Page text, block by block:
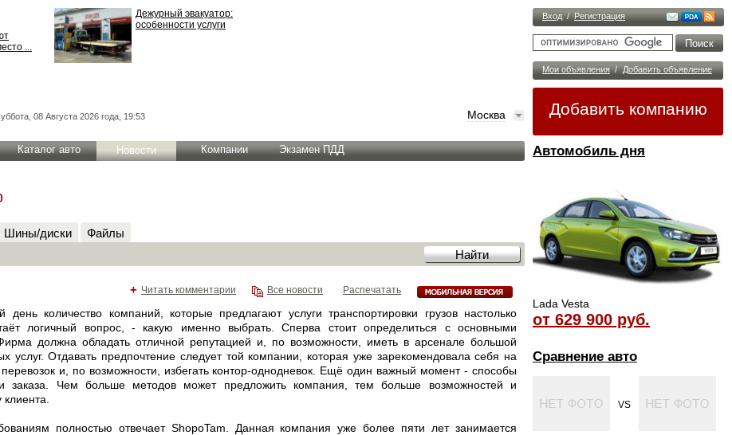
Вход / Регистрация
Мои объявления / Добавить объявление
Добавить компанию
Автомобиль дня
Lada Vesta
от 629 900 руб.
Сравнение авто
VS
...
Дежурный эвакуатор:
особенности услуги
08 Августа 2026 года, 19:53 Москва
Каталог авто Новости Компании Экзамен ПДД
Шины/диски Файлы
Распечатать
Все новости
+ Читать комментарии
день количество компаний, которые предлагают услуги транспортировки грузов настолько
логичный вопрос, - какую именно выбрать. Сперва стоит определиться с основными
должна обладать отличной репутацией и, по возможности, иметь в арсенале большой
услуг. Отдавать предпочтение следует той компании, которая уже зарекомендовала себя на
перевозок и, по возможности, избегать контор-однодневок. Ещё один важный момент - способы
заказа. Чем больше методов может предложить компания, тем больше возможностей и
полностью отвечает ShopoTam. Данная компания уже более пяти лет занимается